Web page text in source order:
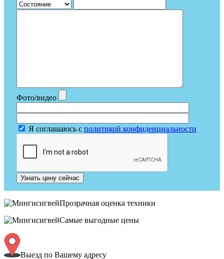
Фото/видео
Я соглашаюсь с политикой конфиденциальности
Узнать цену сейчас
Прозрачная оценка техники
Самые выгодные цены
Выезд по Вашему адресу